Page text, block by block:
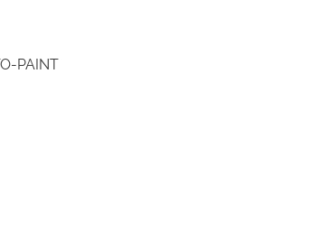
PAINT